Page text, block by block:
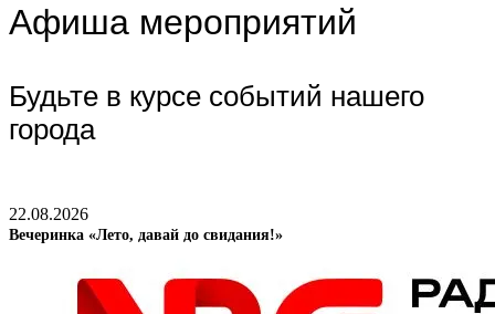
Афиша мероприятий
Будьте в курсе событий нашего
города
22.08.2026
Вечеринка «Лето, давай до свидания!»